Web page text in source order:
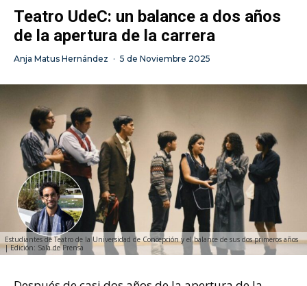
Teatro UdeC: un balance a dos años
de la apertura de la carrera
Anja Matus Hernández · 5 de Noviembre 2025
Estudiantes de Teatro de la Universidad de Concepción y el balance de sus dos primeros años
| Edición: Sala de Prensa